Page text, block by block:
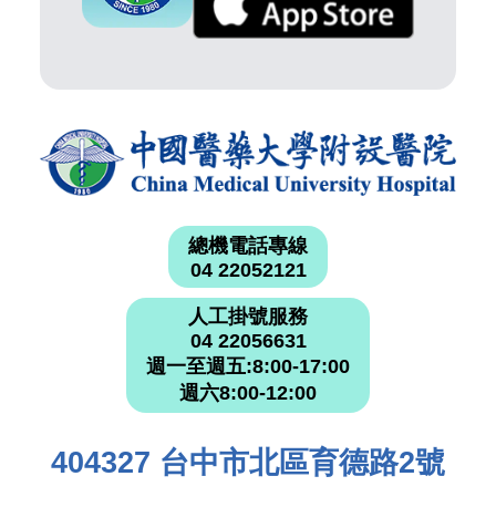
總機電話專線
04 22052121
人工掛號服務
04 22056631
週一至週五:8:00-17:00
週六8:00-12:00
404327 台中市北區育德路2號